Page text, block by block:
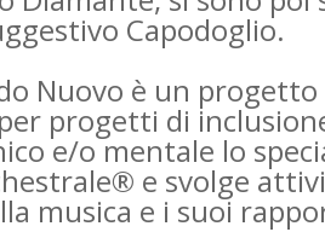
Capodoglio.
Nuovo è un progetto
progetti di
e/o mentale lo
e svolge
musica e i suoi